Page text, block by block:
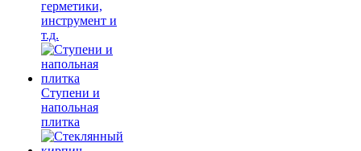
герметики,
инструмент и
т.д.
Ступени и
напольная
плитка